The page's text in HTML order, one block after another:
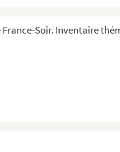
Soir. Inventaire